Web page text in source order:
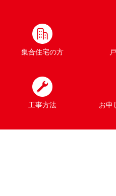
集合住宅の方
工事方法 お申